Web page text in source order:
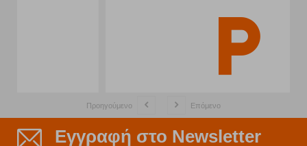
Προηγούμενο Επόμενο
Εγγραφή στο Newsletter